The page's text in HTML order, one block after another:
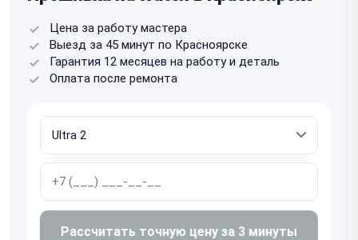
Цена за работу мастера
Выезд за 45 минут по Красноярске
Гарантия 12 месяцев на работу и деталь
Оплата после ремонта
Рассчитать точную цену за 3 минуты